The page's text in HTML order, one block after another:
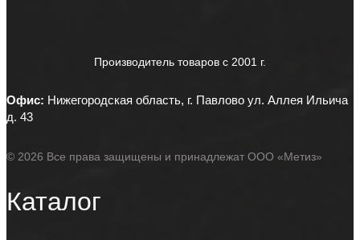
Производитель товаров c 2001 г.
Офис: Нижегородская область, г. Павлово ул. Аллея Ильича
д. 43
© 2026 Все права защищены и принадлежат ООО «Метиз»
Каталог